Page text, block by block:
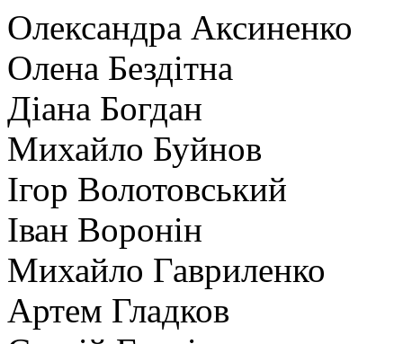
Олександра Аксиненко
Олена Бездітна
Діана Богдан
Михайло Буйнов
Ігор Волотовський
Іван Воронін
Михайло Гавриленко
Артем Гладков